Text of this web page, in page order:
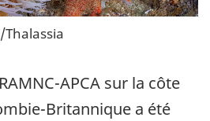
APCA sur la côte
Britannique a été